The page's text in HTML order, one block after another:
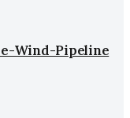
Wind-Pipeline